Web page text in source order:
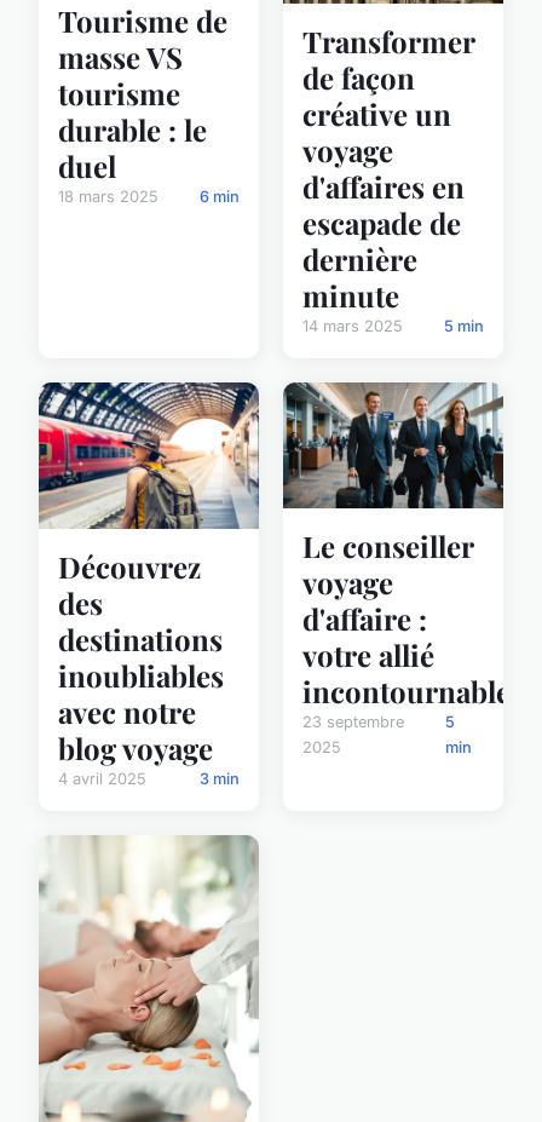
Tourisme de
masse VS
tourisme
durable : le
duel
18 mars 2025 6 min
Transformer
de façon
créative un
voyage
d'affaires en
escapade de
dernière
minute
14 mars 2025 5 min
Découvrez
des
destinations
inoubliables
avec notre
blog voyage
4 avril 2025 3 min
Le conseiller
voyage
d'affaire :
votre allié
incontournable
23 septembre
2025
5
min